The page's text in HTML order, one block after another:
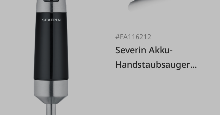
#FA116212
Severin Akku-
Handstaubsauger